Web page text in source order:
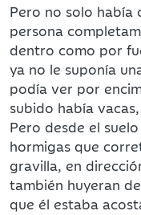
Pero no solo había
persona
dentro como por
ya no le suponía
podía ver por
subido había
Pero desde el
hormigas que
gravilla, en
también huyeran
que él estaba